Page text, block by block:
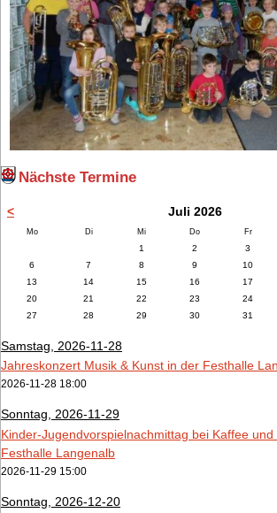
Nächste Termine
< Juli 2026
Montag Dienstag Mittwoch Donnerstag Freitag
1 2 3
6
7 8 9 10
13
14 15 16 17
20
21 22 23 24
27
28 29 30 31
Samstag, 2026-11-28
Jahreskonzert Musik & Kunst in der Festhalle
2026-11-28 18:00
Sonntag, 2026-11-29
Kinder-Jugendvorspielnachmittag bei Kaffee
Festhalle Langenalb
2026-11-29 15:00
Sonntag, 2026-12-20